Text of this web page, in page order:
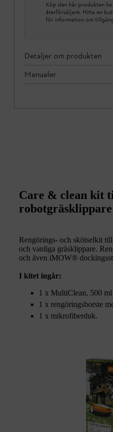
Köp den här produkten
återförsäljare. Hitta en
för information om
Detaljer om produkten
Manualer
Care & clean kit
Rengörings- och skötselkit
och vanliga gräsklippare.
och även iMOW®
I kitet ingår:
1 x MultiClean, 500 ml
1 x rengöringsborste
1 x mikrofiberduk.